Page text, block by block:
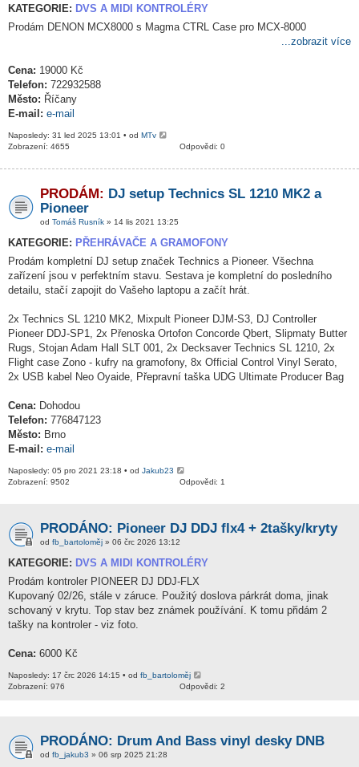
KATEGORIE: DVS A MIDI KONTROLÉRY
Prodám DENON MCX8000 s Magma CTRL Case pro MCX-8000
...zobrazit více
Cena: 19000 Kč
Telefon: 722932588
Město: Říčany
E-mail: e-mail
Naposledy: 31 led 2025 13:01 • od MTv
Odpovědi: 0
Zobrazení: 4655
PRODÁM: DJ setup Technics SL 1210 MK2 a
Pioneer
od Tomáš Rusník » 14 lis 2021 13:25
KATEGORIE: PŘEHRÁVAČE A GRAMOFONY
Prodám kompletní DJ setup značek Technics a Pioneer. Všechna
zařízení jsou v perfektním stavu. Sestava je kompletní do posledního
detailu, stačí zapojit do Vašeho laptopu a začít hrát.
2x Technics SL 1210 MK2, Mixpult Pioneer DJM-S3, DJ Controller
Pioneer DDJ-SP1, 2x Přenoska Ortofon Concorde Qbert, Slipmaty Butter
Rugs, Stojan Adam Hall SLT 001, 2x Decksaver Technics SL 1210, 2x
Flight case Zono - kufry na gramofony, 8x Official Control Vinyl Serato,
2x USB kabel Neo Oyaide, Přepravní taška UDG Ultimate Producer Bag
Cena: Dohodou
Telefon: 776847123
Město: Brno
E-mail: e-mail
Naposledy: 05 pro 2021 23:18 • od Jakub23
Odpovědi: 1
Zobrazení: 9502
PRODÁNO: Pioneer DJ DDJ flx4 + 2tašky/kryty
od fb_bartoloměj » 06 črc 2026 13:12
KATEGORIE: DVS A MIDI KONTROLÉRY
Prodám kontroler PIONEER DJ DDJ-FLX
Kupovaný 02/26, stále v záruce. Použitý doslova párkrát doma, jinak
schovaný v krytu. Top stav bez známek používání. K tomu přidám 2
tašky na kontroler - viz foto.
Cena: 6000 Kč
Naposledy: 17 črc 2026 14:15 • od fb_bartoloměj
Odpovědi: 2
Zobrazení: 976
PRODÁNO: Drum And Bass vinyl desky DNB
od fb_jakub3 » 06 srp 2025 21:28